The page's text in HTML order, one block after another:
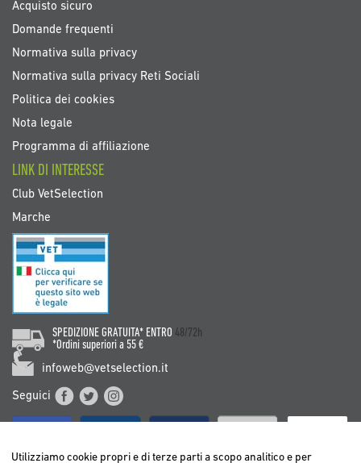
Acquisto sicuro
Domande frequenti
Normativa sulla privacy
Normativa sulla privacy Reti Sociali
Politica dei cookies
Nota legale
Programma di affiliazione
LINK DI INTERESSE
Club VetSelection
Marche
SPEDIZIONE GRATUITA* ENTRO 48/72h
*Ordini superiori a 55 €
infoweb@vetselection.it
Seguici
Utilizziamo cookie propri e di terze parti a scopo analitico e per